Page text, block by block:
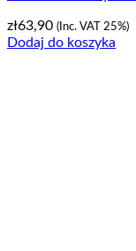
zł63,90 (Inc. VAT 25%)
Dodaj do koszyka